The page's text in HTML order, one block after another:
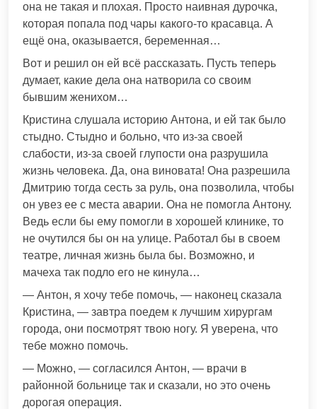
она не такая и плохая. Просто наивная дурочка,
которая попала под чары какого-то красавца. А
ещё она, оказывается, беременная…
Вот и решил он ей всё рассказать. Пусть теперь
думает, какие дела она натворила со своим
бывшим женихом…
Кристина слушала историю Антона, и ей так было
стыдно. Стыдно и больно, что из-за своей
слабости, из-за своей глупости она разрушила
жизнь человека. Да, она виновата! Она разрешила
Дмитрию тогда сесть за руль, она позволила, чтобы
он увез ее с места аварии. Она не помогла Антону.
Ведь если бы ему помогли в хорошей клинике, то
не очутился бы он на улице. Работал бы в своем
театре, личная жизнь была бы. Возможно, и
мачеха так подло его не кинула…
— Антон, я хочу тебе помочь, — наконец сказала
Кристина, — завтра поедем к лучшим хирургам
города, они посмотрят твою ногу. Я уверена, что
тебе можно помочь.
— Можно, — согласился Антон, — врачи в
районной больнице так и сказали, но это очень
дорогая операция.